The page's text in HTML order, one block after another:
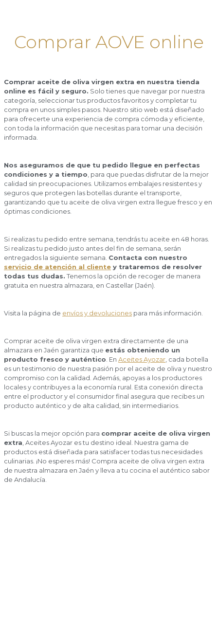
Comprar AOVE online
Comprar aceite de oliva virgen extra en nuestra tienda
online es fácil y seguro. Solo tienes que navegar por nuestra
categoría, seleccionar tus productos favoritos y completar tu
compra en unos simples pasos. Nuestro sitio web está diseñado
para ofrecerte una experiencia de compra cómoda y eficiente,
con toda la información que necesitas para tomar una decisión
informada.
Nos aseguramos de que tu pedido llegue en perfectas
condiciones y a tiempo, para que puedas disfrutar de la mejor
calidad sin preocupaciones. Utilizamos embalajes resistentes y
seguros que protegen las botellas durante el transporte,
garantizando que tu aceite de oliva virgen extra llegue fresco y en
óptimas condiciones.
Si realizas tu pedido entre semana, tendrás tu aceite en 48 horas.
Si realizas tu pedido justo antes del fin de semana, serán
entregados la siguiente semana. Contacta con nuestro
servicio de atención al cliente y trataremos de resolver
todas tus dudas.Tenemos la opción de recoger de manera
gratuita en nuestra almazara, en Castellar (Jaén).
Visita la página de envíos y devoluciones para más información.
Comprar aceite de oliva virgen extra directamente de una
almazara en Jaén garantiza que estás obteniendo un
producto fresco y auténtico. En Aceites Ayozar, cada botella
es un testimonio de nuestra pasión por el aceite de oliva y nuestro
compromiso con la calidad. Además, apoyas a los productores
locales y contribuyes a la economía rural. Esta conexión directa
entre el productor y el consumidor final asegura que recibes un
producto auténtico y de alta calidad, sin intermediarios.
Si buscas la mejor opción para comprar aceite de oliva virgen
extra, Aceites Ayozar es tu destino ideal. Nuestra gama de
productos está diseñada para satisfacer todas tus necesidades
culinarias. ¡No esperes más! Compra aceite de oliva virgen extra
de nuestra almazara en Jaén y lleva a tu cocina el auténtico sabor
de Andalucía.